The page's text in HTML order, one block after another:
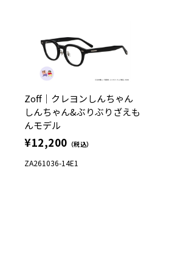
Zoff｜クレヨンしんちゃん
しんちゃん&ぶりぶりざえも
んモデル
¥12,200 （税込）
ZA261036-14E1